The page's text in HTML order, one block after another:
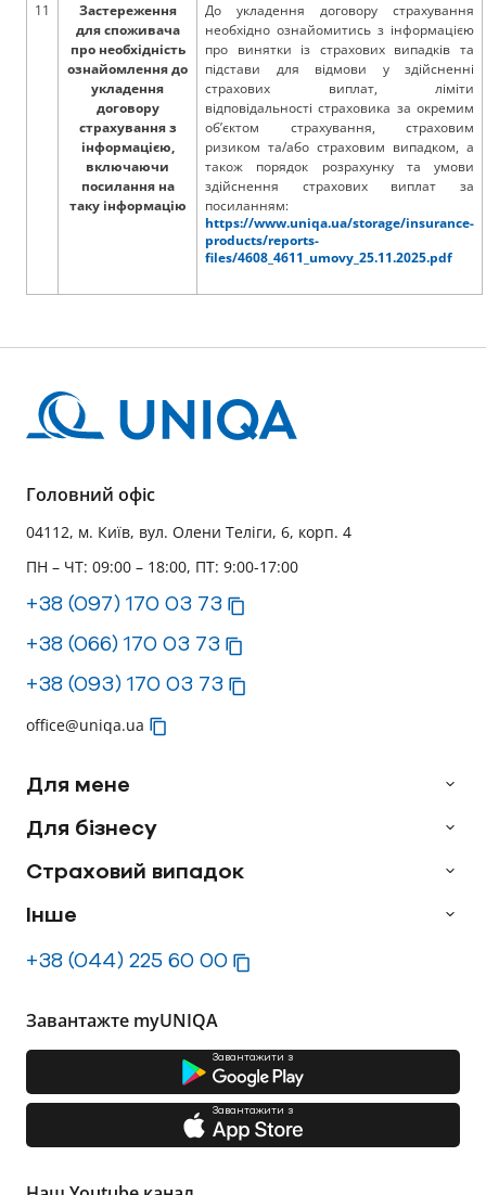
11
Застереження
для споживача
про необхідність
ознайомлення до
укладення
договору
страхування з
інформацією,
включаючи
посилання на
таку інформацію
До укладення договору страхування
необхідно ознайомитись з інформацією
про винятки із страхових випадків та
підстави для відмови у здійсненні
страхових виплат, ліміти
відповідальності страховика за окремим
об’єктом страхування, страховим
ризиком та/або страховим випадком, а
також порядок розрахунку та умови
здійснення страхових виплат за
посиланням:
https://www.uniqa.ua/storage/insurance-
products/reports-
files/4608_4611_umovy_25.11.2025.pdf
Головний офіс
04112, м. Київ, вул. Олени Теліги, 6, корп. 4
ПН – ЧТ: 09:00 – 18:00, ПТ: 9:00-17:00
+38 (097) 170 03 73
+38 (066) 170 03 73
+38 (093) 170 03 73
office@uniqa.ua
Для мене
Для бізнесу
Страховий випадок
Інше
+38 (044) 225 60 00
Завантажте myUNIQA
Завантажити з
Завантажити з